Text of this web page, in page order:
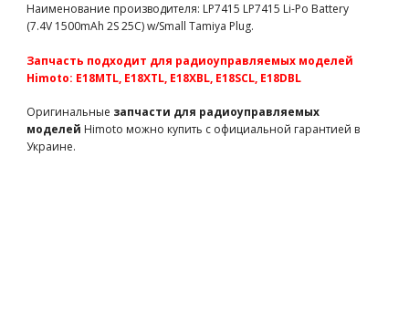
Сервосейвер алюминиевый для автомодели E18 (M611
запчасти для радиоуправляемых моделей Himoto)
Крепление сервопривода алюминиевое для машинки на
M612 310 грн есть в наличии
Приёмник MT-301RX влагозащищённый (MT-301RX
Наименование производителя: LP7415 LP7415 Li-Po Battery
(7.4V 1500mAh 2S 25C) w/Small Tamiya Plug.
Запчасть подходит для радиоуправляемых моделей
Himoto: E18MTL, E18XTL, E18XBL, E18SCL, E18DBL
Оригинальные запчасти для радиоуправляемых
моделей Himoto можно купить с официальной гарантией в
Украине.